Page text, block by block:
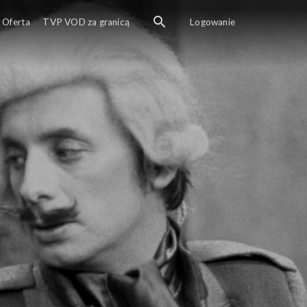
Oferta TVP VOD za granicą Logowanie